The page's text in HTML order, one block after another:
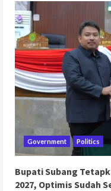
Government Politics
Bupati Subang
2027, Optimis Sudah